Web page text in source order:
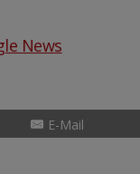
News
E-Mail